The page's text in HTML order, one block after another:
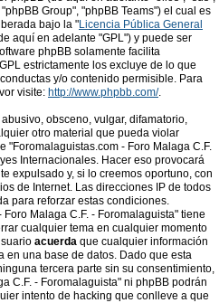
Group", "phpBB Teams") el cual es
bajo la "Licencia Pública General
aquí en adelante "GPL") y puede ser
phpBB solamente facilita
estrictamente los excluye de lo que
y/o contenido permisible. Para
visite: http://www.phpbb.com/.
obsceno, vulgar, difamatorio,
otro material que pueda violar
"Foromalaguistas.com - Foro Malaga C.F.
Internacionales. Hacer eso provocará
expulsado y, si lo creemos oportuno, con
de Internet. Las direcciones IP de todos
para reforzar estas condiciones.
Malaga C.F. - Foromalaguista" tiene
cualquier tema en cualquier momento
acuerda que cualquier información
en una base de datos. Dado que esta
tercera parte sin su consentimiento,
C.F. - Foromalaguista" ni phpBB podrán
intento de hacking que conlleve a que